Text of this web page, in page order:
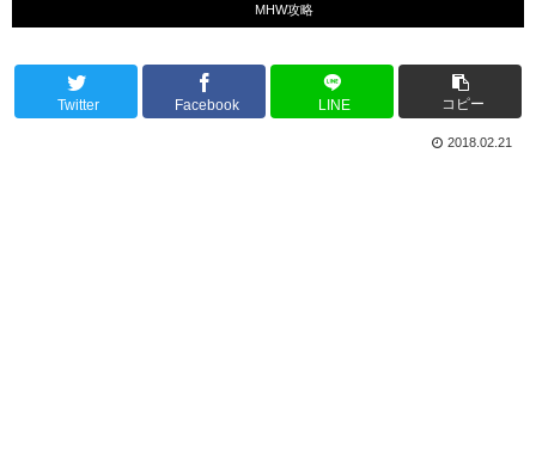
MHW攻略
Twitter Facebook LINE コピー
2018.02.21